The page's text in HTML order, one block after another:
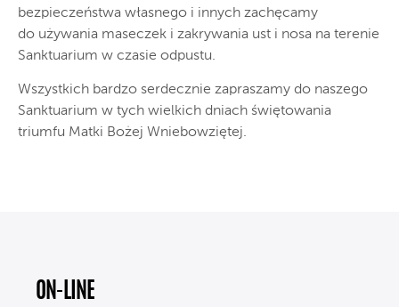
bezpieczeństwa własnego i innych zachęcamy
do używania maseczek i zakrywania ust i nosa na terenie
Sanktuarium w czasie odpustu.
Wszystkich bardzo serdecznie zapraszamy do naszego
Sanktuarium w tych wielkich dniach świętowania
triumfu Matki Bożej Wniebowziętej.
ON-LINE